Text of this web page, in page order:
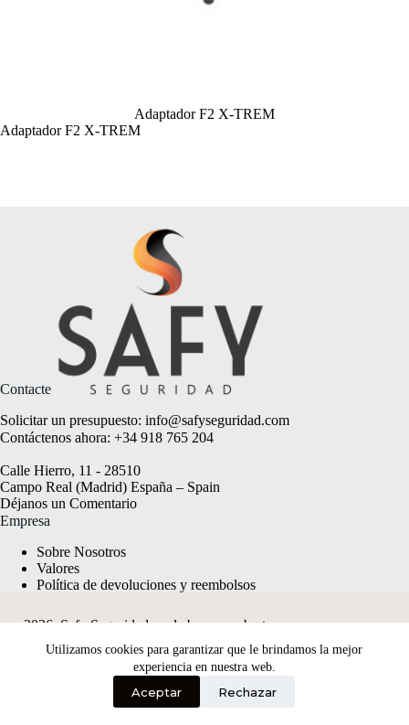
Utilizamos cookies para garantizar que le brindamos la mejor
experiencia en nuestra web.
Aceptar Rechazar
Adaptador F2 X-TREM
Adaptador F2 X-TREM
Contacte
Solicitar un presupuesto: info@safyseguridad.com
Contáctenos ahora: +34 918 765 204
Calle Hierro, 11 - 28510
Campo Real (Madrid) España – Spain
Déjanos un Comentario
Empresa
Sobre Nosotros
Valores
Política de devoluciones y reembolsos
2026, Safy Seguridad made byanyweb.pt